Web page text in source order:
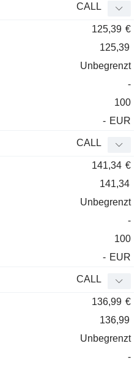
CALL
125,39 €
125,39
Unbegrenzt
-
100
- EUR
CALL
141,34 €
141,34
Unbegrenzt
-
100
- EUR
CALL
136,99 €
136,99
Unbegrenzt
-